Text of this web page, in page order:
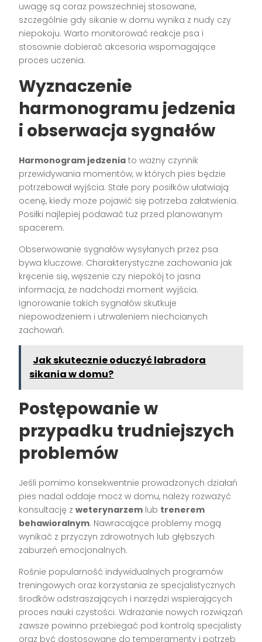
uwagę są coraz powszechniej stosowane,
szczególnie gdy sikanie w domu wynika z nudy czy
niepokoju. Warto monitorować reakcje psa i
stosownie dobierać akcesoria wspomagające
proces uczenia.
Wyznaczenie
harmonogramu jedzenia
i obserwacja sygnałów
Harmonogram jedzenia to ważny czynnik
przewidywania momentów, w których pies będzie
potrzebował wyjścia. Stałe pory posiłków ułatwiają
ocenę, kiedy może pojawić się potrzeba załatwienia.
Posiłki najlepiej podawać tuż przed planowanym
spacerem.
Obserwowanie sygnałów wysyłanych przez psa
bywa kluczowe. Charakterystyczne zachowania jak
kręcenie się, węszenie czy niepokój to jasna
informacja, że nadchodzi moment wyjścia.
Ignorowanie takich sygnałów skutkuje
niepowodzeniem i utrwaleniem niechcianych
zachowań.
Jak skutecznie oduczyć labradora
sikania w domu?
Postępowanie w
przypadku trudniejszych
problemów
Jeśli pomimo konsekwentnie prowadzonych działań
pies nadal oddaje mocz w domu, należy rozważyć
konsultację zweterynarzem lub trenerem
behawioralnym. Nawracające problemy mogą
wynikać z przyczyn zdrowotnych lub głębszych
zaburzeń emocjonalnych.
Rośnie popularność indywidualnych programów
treningowych oraz korzystania ze specjalistycznych
środków odstraszających i narzędzi wspierających
proces nauki czystości. Wdrażanie nowych rozwiązań
zawsze powinno przebiegać pod kontrolą specjalisty
oraz być dostosowane do temperamenty i potrzeb